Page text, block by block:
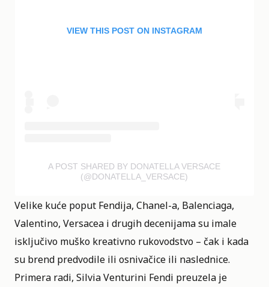
VIEW THIS POST ON INSTAGRAM
A POST SHARED BY DONATELLA VERSACE
(@DONATELLA_VERSACE)
Velike kuće poput Fendija, Chanel-a, Balenciaga,
Valentino, Versacea i drugih decenijama su imale
isključivo muško kreativno rukovodstvo – čak i kada
su brend predvodile ili osnivačice ili naslednice.
Primera radi, Silvia Venturini Fendi preuzela je